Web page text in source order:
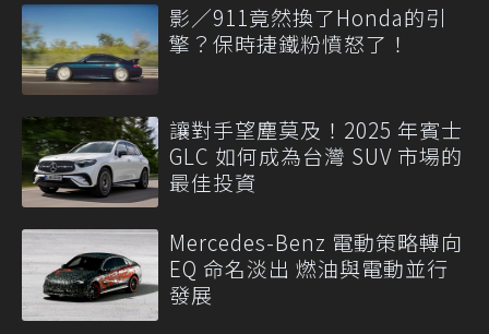
影／911竟然換了Honda的引
擎？保時捷鐵粉憤怒了！
讓對手望塵莫及！2025 年賓士
GLC 如何成為台灣 SUV 市場的
最佳投資
Mercedes-Benz 電動策略轉向
EQ 命名淡出 燃油與電動並行
發展